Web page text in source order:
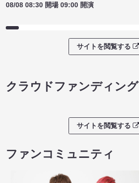
08/08 08:30 開場 09:00 開演
サイトを閲覧する
クラウドファンディング
サイトを閲覧する
ファンコミュニティ